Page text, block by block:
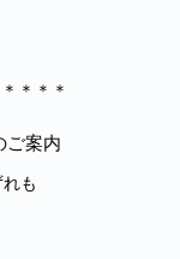
＊＊＊
ご案内
も